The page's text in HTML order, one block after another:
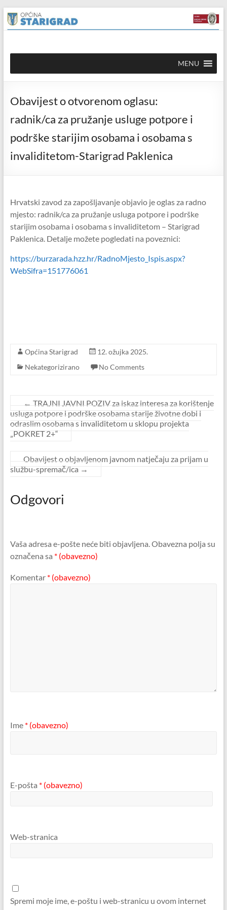
content
Skip
to
content
Općina
Starigrad
mrežna
stranica
MENU
Obavijest o otvorenom oglasu:
radnik/ca za pružanje usluge potpore i
podrške starijim osobama i osobama s
invaliditetom-Starigrad Paklenica
Hrvatski zavod za zapošljavanje objavio je oglas za radno
mjesto: radnik/ca za pružanje usluga potpore i podrške
starijim osobama i osobama s invaliditetom – Starigrad
Paklenica. Detalje možete pogledati na poveznici:
https://burzarada.hzz.hr/RadnoMjesto_Ispis.aspx?
WebSifra=151776061
Općina Starigrad
12. ožujka 2025.
Nekategorizirano
No Comments
← TRAJNI JAVNI POZIV za iskaz interesa za korištenje
usluga potpore i podrške osobama starije životne dobi i
odraslim osobama s invaliditetom u sklopu projekta
„POKRET 2+“
Obavijest o objavljenom javnom natječaju za prijam u
službu-spremač/ica →
Odgovori
Vaša adresa e-pošte neće biti objavljena.Obavezna polja su
označena sa * (obavezno)
Komentar * (obavezno)
Ime * (obavezno)
E-pošta * (obavezno)
Web-stranica
Spremi moje ime, e-poštu i web-stranicu u ovom internet